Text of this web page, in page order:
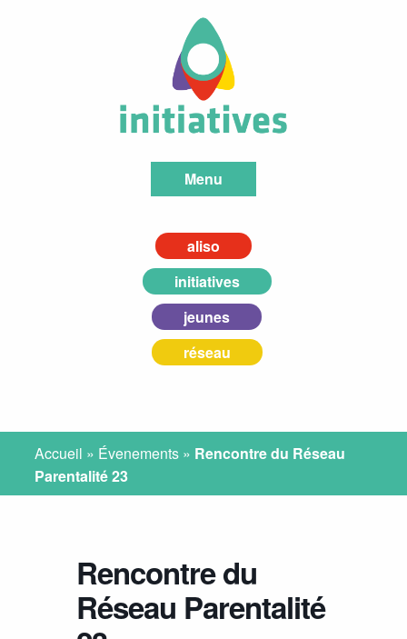
Menu
aliso
initiatives
jeunes
réseau
Accueil » Évenements » Rencontre du Réseau
Parentalité 23
Rencontre du
Réseau Parentalité